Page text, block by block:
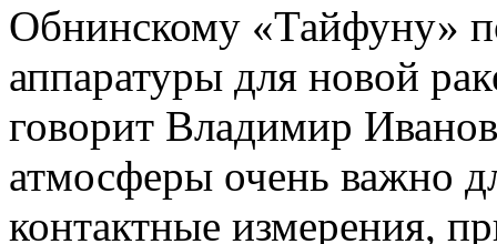
Обнинскому «Тайфуну»
аппаратуры для новой
говорит Владимир
атмосферы очень важно
контактные измерения,